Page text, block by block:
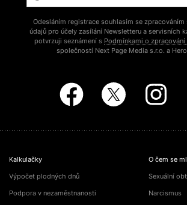
Odesláním registrace souhlasím se
údajů pro účely zasílání Newsletteru a servisních
potvrzuji seznámení s Podmínkami o
společností Next Page Media s.r.o. a
Kalkulačky
Výpočet plodných dnů
Podpora v nezaměstnanosti
O čem se
Sexuální
Narcismus